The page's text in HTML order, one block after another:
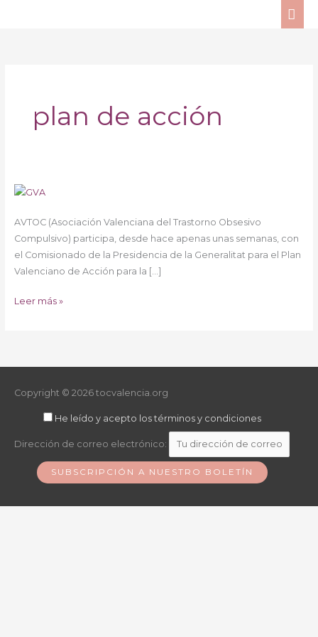
plan de acción
AVTOC (Asociación Valenciana del Trastorno Obsesivo
Compulsivo) participa, desde hace apenas unas semanas, con
el Comisionado de la Presidencia de la Generalitat para el Plan
Valenciano de Acción para la […]
Generalitat
y
Salud
Mental
Leer más »
Copyright © 2026 tocvalencia.org
He leído y acepto los términos y condiciones
Dirección de correo electrónico: